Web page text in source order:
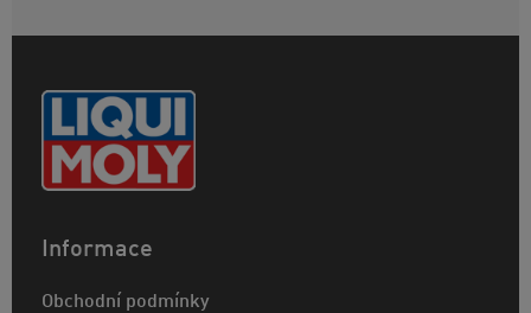
Informace
Obchodní podmínky